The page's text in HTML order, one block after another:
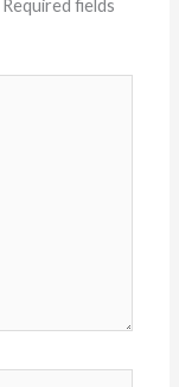
Required fields